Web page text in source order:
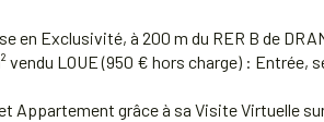
en Exclusivité, à 200 m du RER B de
vendu LOUE (950 € hors charge) : Entrée,
Appartement grâce à sa Visite Virtuelle